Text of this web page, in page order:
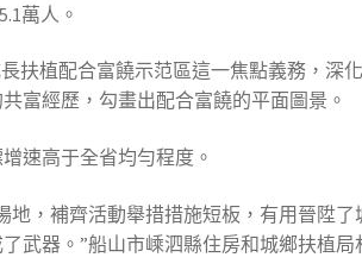
萬人。
扶植配合富饒示范區這一焦點義務，深
富經歷，勾畫出配合富饒的平面圖景。
速高于全省均勻程度。
地，補齊活動舉措措施短板，有用晉陞
武器。”船山市嵊泗縣住房和城鄉扶植